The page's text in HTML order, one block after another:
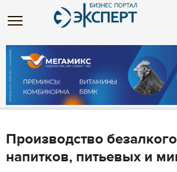
Производство
напитков, питьевых и